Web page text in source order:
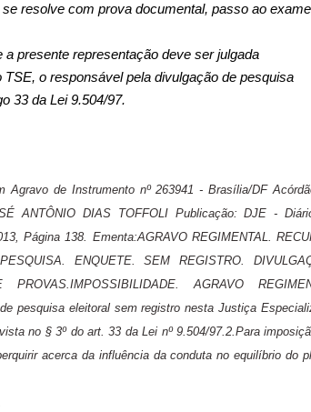
resolve com prova documental, passo ao
presente representação deve ser julgada
o responsável pela divulgação de pesquisa
33 da Lei 9.504/97.
Agravo de Instrumento nº 263941 - Brasília/DF
ANTÔNIO DIAS TOFFOLI Publicação: DJE -
Página 138. Ementa:AGRAVO REGIMENTAL.
ENQUETE. SEM REGISTRO.
AGRAVO
pesquisa eleitoral sem registro nesta Justiça
no § 3º do art. 33 da Lei nº 9.504/97.2.Para
acerca da influência da conduta no equilíbrio do